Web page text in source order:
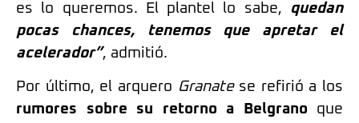
es lo queremos. El plantel lo sabe,
quedan
pocas chances, tenemos que apretar el
acelerador”, admitió.
Por último, el arquero Granatese refirió a los
rumores sobre su retorno a Belgrano que